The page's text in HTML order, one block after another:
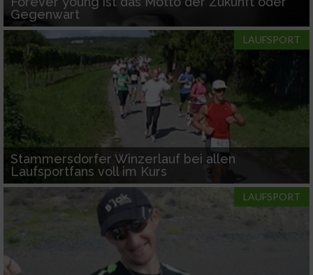
Gegenwart
LAUFSPORT
Stammersdorfer Winzerlauf bei allen
Laufsportfans voll im Kurs
LAUFSPORT